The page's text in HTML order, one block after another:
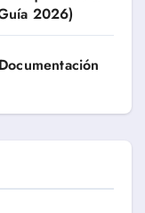
2026)